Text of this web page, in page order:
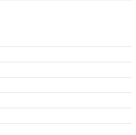
-